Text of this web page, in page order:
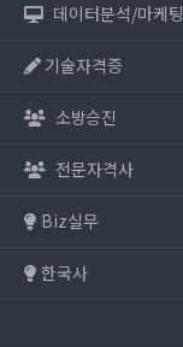
데이터분석/마케팅
기술자격증
소방승진
전문자격사
Biz실무
한국사